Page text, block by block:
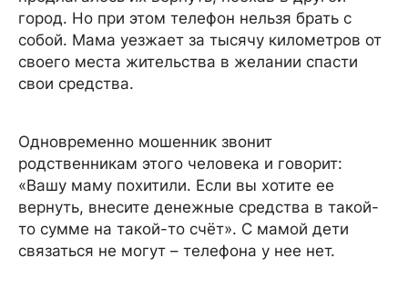
город. Но при этом телефон нельзя брать с
собой. Мама уезжает за тысячу километров от
своего места жительства в желании спасти
свои средства.
Одновременно мошенник звонит
родственникам этого человека и говорит:
«Вашу маму похитили. Если вы хотите ее
вернуть, внесите денежные средства в такой-
то сумме на такой-то счёт». С мамой дети
связаться не могут – телефона у нее нет.